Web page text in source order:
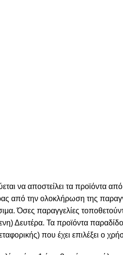
να αποστείλει τα προϊόντα
από την ολοκλήρωση της
Όσες παραγγελίες
Δευτέρα. Τα προϊόντα
που έχει επιλέξει ο